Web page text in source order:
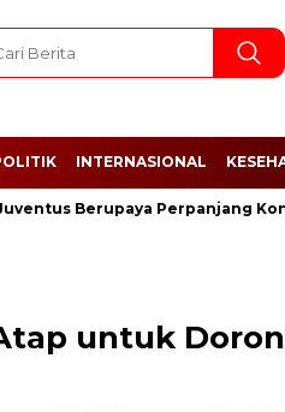
INTERNASIONAL
Berupaya Perpanjang Kontrak
untuk